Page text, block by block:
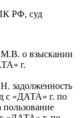
РФ, суд
М.В. о взыскании
г.
задолженность
с «ДАТА» г. по